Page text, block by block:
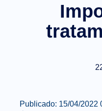
Publicado: 15/04/2022